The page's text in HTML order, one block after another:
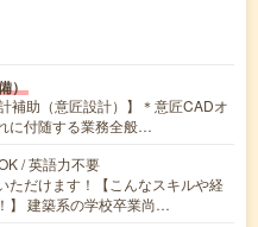
）
補助（意匠設計）】＊意匠CADオ
に付随する業務全般…
/ 英語力不要
ただけます！【こんなスキルや経
】 建築系の学校卒業尚…